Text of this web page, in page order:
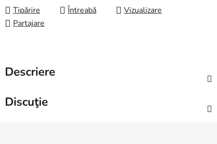
Tipărire Întreabă
Vizualizare
Partajare
Descriere
Discuţie